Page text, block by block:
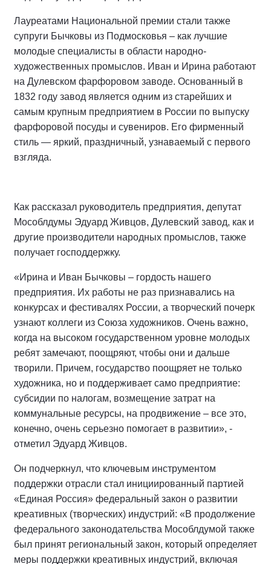
Лауреатами Национальной премии стали также
супруги Бычковы из Подмосковья – как лучшие
молодые специалисты в области народно-
художественных промыслов. Иван и Ирина работают
на Дулевском фарфоровом заводе. Основанный в
1832 году завод является одним из старейших и
самым крупным предприятием в России по выпуску
фарфоровой посуды и сувениров. Его фирменный
стиль — яркий, праздничный, узнаваемый с первого
взгляда.
Как рассказал руководитель предприятия, депутат
Мособлдумы Эдуард Живцов, Дулевский завод, как и
другие производители народных промыслов, также
получает господдержку.
«Ирина и Иван Бычковы – гордость нашего
предприятия. Их работы не раз признавались на
конкурсах и фестивалях России, а творческий почерк
узнают коллеги из Союза художников. Очень важно,
когда на высоком государственном уровне молодых
ребят замечают, поощряют, чтобы они и дальше
творили. Причем, государство поощряет не только
художника, но и поддерживает само предприятие:
субсидии по налогам, возмещение затрат на
коммунальные ресурсы, на продвижение – все это,
конечно, очень серьезно помогает в развитии», -
отметил Эдуард Живцов.
Он подчеркнул, что ключевым инструментом
поддержки отрасли стал инициированный партией
«Единая Россия» федеральный закон о развитии
креативных (творческих) индустрий: «В продолжение
федерального законодательства Мособлдумой также
был принят региональный закон, который определяет
меры поддержки креативных индустрий, включая